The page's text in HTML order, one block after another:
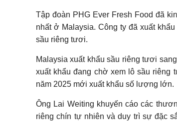
Tập đoàn PHG Ever Fresh Food đã
nhất ở Malaysia. Công ty đã xuất
sầu riêng tươi.
Malaysia xuất khẩu sầu riêng tươi
xuất khẩu đang chờ xem lô sầu riêng
năm 2025 mới xuất khẩu số lượng lớn.
Ông Lai Weiting khuyến cáo các
riêng chín tự nhiên và duy trì sự đặc